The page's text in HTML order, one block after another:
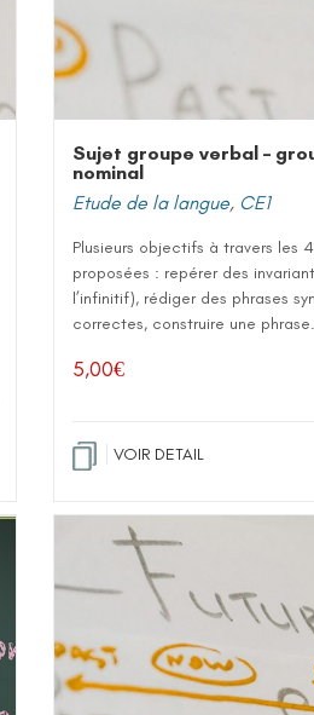
Sujet groupe verbal –
nominal
Etude de la langue, CE1
Plusieurs objectifs à travers les
proposées : repérer des
l’infinitif), rédiger des phrases
correctes, construire une
5,00€
VOIR DETAIL